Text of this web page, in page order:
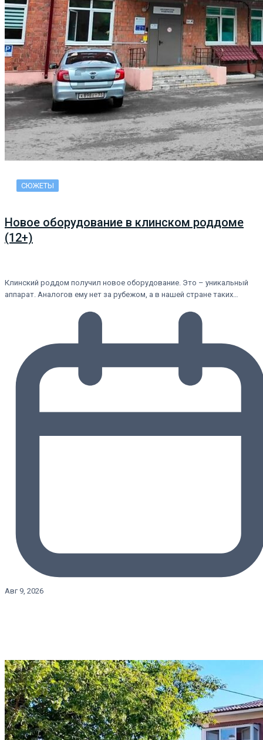
СЮЖЕТЫ
Новое оборудование в клинском роддоме
(12+)
Клинский роддом получил новое оборудование. Это – уникальный
аппарат. Аналогов ему нет за рубежом, а в нашей стране таких…
Авг 9, 2026